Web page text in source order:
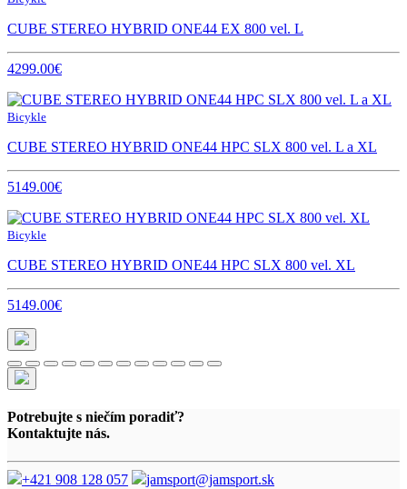
CUBE STEREO HYBRID ONE44 EX 800 vel. L
4299.00€
Bicykle
CUBE STEREO HYBRID ONE44 HPC SLX 800 vel. L a XL
5149.00€
Bicykle
CUBE STEREO HYBRID ONE44 HPC SLX 800 vel. XL
5149.00€
Potrebujte s niečím poradiť?
Kontaktujte nás.
+421 908 128 057 jamsport@jamsport.sk